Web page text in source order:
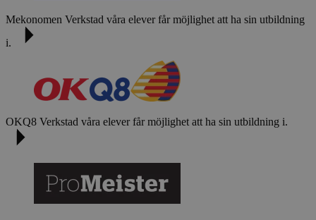
Mekonomen Verkstad våra elever får möjlighet att ha sin utbildning
i.
OKQ8 Verkstad våra elever får möjlighet att ha sin utbildning i.